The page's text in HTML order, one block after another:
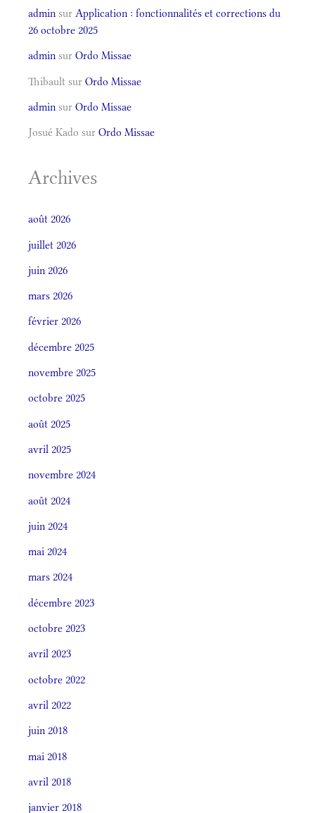
admin sur Application : fonctionnalités et corrections du
26 octobre 2025
admin sur Ordo Missae
Thibault sur Ordo Missae
admin sur Ordo Missae
Josué Kado sur Ordo Missae
Archives
août 2026
juillet 2026
juin 2026
mars 2026
février 2026
décembre 2025
novembre 2025
octobre 2025
août 2025
avril 2025
novembre 2024
août 2024
juin 2024
mai 2024
mars 2024
décembre 2023
octobre 2023
avril 2023
octobre 2022
avril 2022
juin 2018
mai 2018
avril 2018
janvier 2018